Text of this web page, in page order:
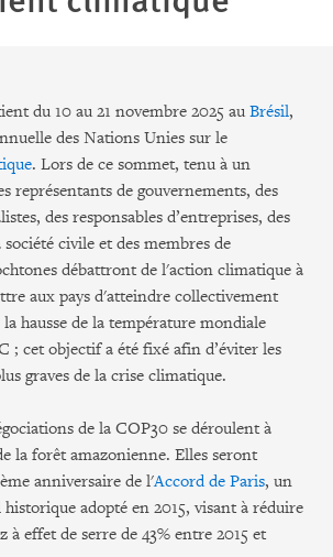
du 10 au 21 novembre 2025 au Brésil,
des Nations Unies sur le
. Lors de ce sommet, tenu à un
représentants de gouvernements, des
des responsables d’entreprises, des
civile et des membres de
débattront de l'action climatique à
aux pays d'atteindre collectivement
hausse de la température mondiale
; cet objectif a été fixé afin d’éviter les
graves de la crise climatique.
de la COP30 se déroulent à
la forêt amazonienne. Elles seront
anniversaire de l'Accord de Paris, un
adopté en 2015, visant à réduire
à effet de serre de 43% entre 2015 et